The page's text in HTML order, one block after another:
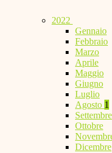
2022
Gennaio
Febbraio
Marzo
Aprile
Maggio
Giugno
Luglio
Agosto 1
Settembre
Ottobre
Dicembre